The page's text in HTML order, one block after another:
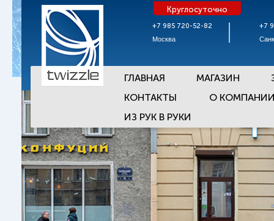
+7 985 720-52-82
Москва
Круглосуточно
+7
ГЛАВНАЯ МАГАЗИН
КОНТАКТЫ
О
ИЗ РУК В РУКИ